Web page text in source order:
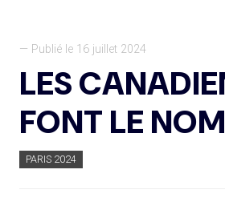
— Publié le 16 juillet 2024
LES
FONT LE
PARIS 2024